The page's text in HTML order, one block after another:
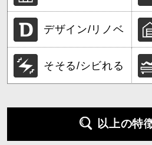
デザイン/リノベ
そそる/シビれる
以上の特